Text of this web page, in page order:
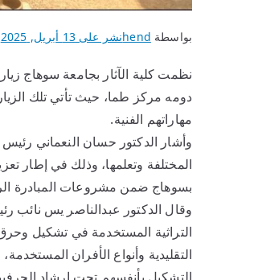
بواسطة hendنشر على13 أبريل, 2025
نظمت كلية الآثار بجامعة سوهاج
دومه مركز طما، حيث تأتي تلك
مهاراتهم الفنية.
وأشار الدكتور حسان النعماني رئيس
المختلفة وتعلمها، وذلك في إطار
بسوهاج ضمن مشروعات المبادرة
وقال الدكتور عبدالناصر يس نائب
التراثية المستخدمة في تشكيل
التقليدية وأنواع الأفران